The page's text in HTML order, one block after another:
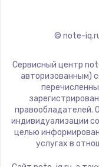
© note-
Сервисный центр
авторизованным)
правообладателей.
индивидуализации
целью
услугах в